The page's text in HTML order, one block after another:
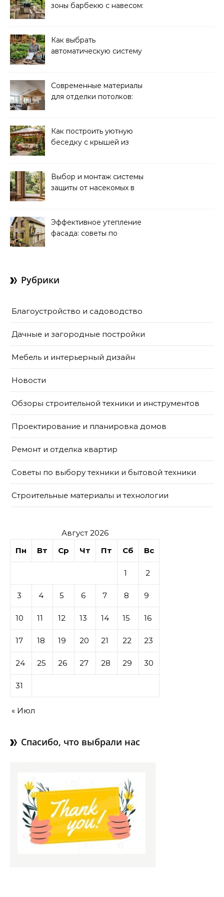
зоны барбекю с навесом:
Как выбрать
автоматическую систему
Современные материалы
для отделки потолков:
Как построить уютную
беседку с крышей из
Выбор и монтаж системы
защиты от насекомых в
Эффективное утепление
фасада: советы по
Рубрики
Благоустройство и садоводство
Дачные и загородные постройки
Мебель и интерьерный дизайн
Новости
Обзоры строительной техники и инструментов
Проектирование и планировка домов
Ремонт и отделка квартир
Советы по выбору техники и бытовой техники
Строительные материалы и технологии
Август 2026
Пн
Вт Ср Чт Пт Сб Вс
1 2
3 4 5 6 7 8 9
10 11 12 13 14 15 16
17 18 19 20 21 22 23
24 25 26 27 28 29 30
31
« Июл
Спасибо, что выбрали нас